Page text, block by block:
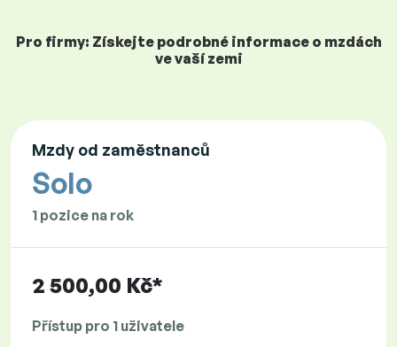
Pro firmy: Získejte podrobné informace o mzdách
ve vaší zemi
Mzdy od zaměstnanců
Solo
1 pozice na rok
2 500,00 Kč*
Přístup pro 1 uživatele